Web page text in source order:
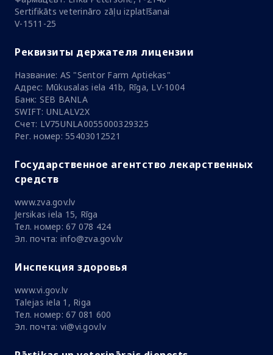
Sertifikāts veterināro zāļu izplatīšanai
V-1511-25
Реквизиты держателя лицензии
Название: AS "Sentor Farm Aptiekas"
Адрес: Mūkusalas iela 41b, Rīga, LV-1004
Банк: SEB BANLA
SWIFT: UNLALV2X
Счет: LV75UNLA0055000329325
Рег. номер: 55403012521
Государственное агентство лекарственных
средств
www.zva.gov.lv
Jersikas iela 15, Rīga
Тел. номер: 67 078 424
Эл. почта: info@zva.gov.lv
Инспекция здоровья
www.vi.gov.lv
Talejas iela 1, Riga
Тел. номер: 67 081 600
Эл. почта: vi@vi.gov.lv